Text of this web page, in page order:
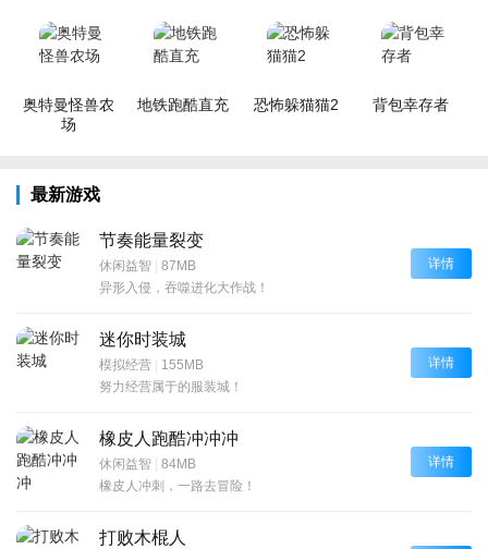
奥特曼怪兽农
场
地铁跑酷直充 恐怖躲猫猫2 背包幸存者
最新游戏
节奏能量裂变
休闲益智 | 87MB
异形入侵，吞噬进化大作战！
详情
迷你时装城
模拟经营 | 155MB
努力经营属于的服装城！
详情
橡皮人跑酷冲冲冲
休闲益智 | 84MB
橡皮人冲刺，一路去冒险！
详情
打败木棍人